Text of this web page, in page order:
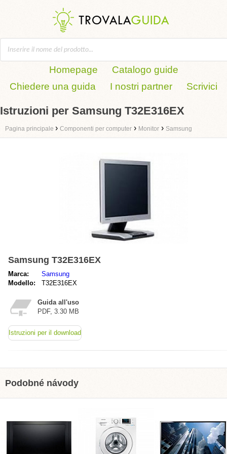
Homepage
Catalogo guide
Chiedere una guida
I nostri partner Scrivici
Istruzioni per Samsung T32E316EX
Pagina principale › Componenti per computer › Monitor › Samsung
Samsung T32E316EX
Marca:
Samsung
Modello:
T32E316EX
Guida all'uso
PDF, 3.30 MB
Istruzioni per il download
Podobné návody